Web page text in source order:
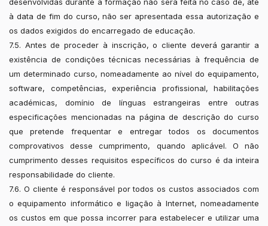
desenvolvidas durante a formação não será feita no caso de, até
à data de fim do curso, não ser apresentada essa autorização e
os dados exigidos do encarregado de educação.
7.5. Antes de proceder à inscrição, o cliente deverá garantir a
existência de condições técnicas necessárias à frequência de
um determinado curso, nomeadamente ao nível do equipamento,
software, competências, experiência profissional, habilitações
académicas, domínio de línguas estrangeiras entre outras
especificações mencionadas na página de descrição do curso
que pretende frequentar e entregar todos os documentos
comprovativos desse cumprimento, quando aplicável. O não
cumprimento desses requisitos específicos do curso é da inteira
responsabilidade do cliente.
7.6. O cliente é responsável por todos os custos associados com
o equipamento informático e ligação à Internet, nomeadamente
os custos em que possa incorrer para estabelecer e utilizar uma